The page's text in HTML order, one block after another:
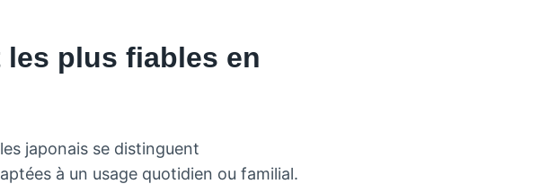
plus fiables en
japonais se distinguent
à un usage quotidien ou familial.